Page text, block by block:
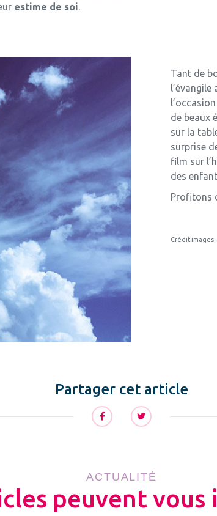
estime de soi.
Tant de
de beaux
sur la
surprise
film sur
des
Profitons
Crédit images
Partager cet article
ACTUALITÉ
peuvent vous